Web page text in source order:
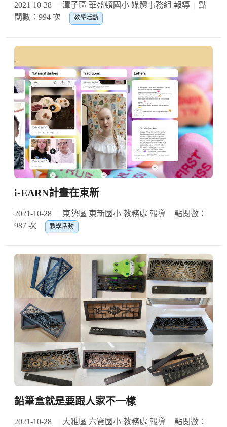
2021-10-28 潭子區 華盛頓國小 媒體事務組 報導
點
閱數：994 次
教學活動
i-EARN計畫在東新
2021-10-28 東勢區 東新國小 教務處 報導
點閱數：
987 次
教學活動
鉛筆盒就是要跟人家不一樣
2021-10-28 大雅區 六寶國小 教務處 報導
點閱數：